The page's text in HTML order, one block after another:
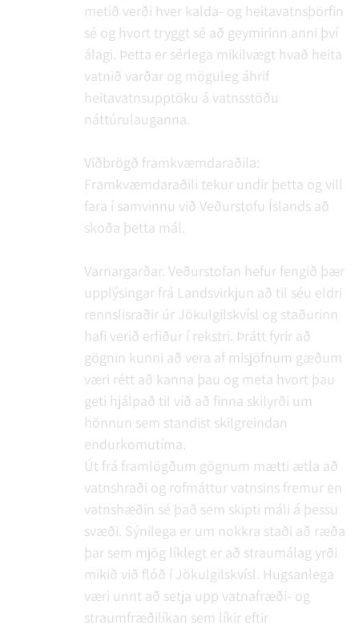
metið verði hver kalda- og heitavatnsþörfin
sé og hvort tryggt sé að geymirinn anni því
álagi. Þetta er sérlega mikilvægt hvað heita
vatnið varðar og möguleg áhrif
heitavatnsupptöku á vatnsstöðu
náttúrulauganna.
Viðbrögð framkvæmdaraðila:
Framkvæmdaraðili tekur undir þetta og vill
fara í samvinnu við Veðurstofu Íslands að
skoða þetta mál.
Varnargarðar. Veðurstofan hefur fengið þær
upplýsingar frá Landsvirkjun að til séu eldri
rennslisraðir úr Jökulgilskvísl og staðurinn
hafi verið erfiður í rekstri. Þrátt fyrir að
gögnin kunni að vera af misjöfnum gæðum
væri rétt að kanna þau og meta hvort þau
geti hjálpað til við að finna skilyrði um
hönnun sem standist skilgreindan
endurkomutíma.
Út frá framlögðum gögnum mætti ætla að
vatnshraði og rofmáttur vatnsins fremur en
vatnshæðin sé það sem skipti máli á þessu
svæði. Sýnilega er um nokkra staði að ræða
þar sem mjög líklegt er að straumálag yrði
mikið við flóð í Jökulgilskvísl. Hugsanlega
væri unnt að setja upp vatnafræði- og
straumfræðilíkan sem líkir eftir